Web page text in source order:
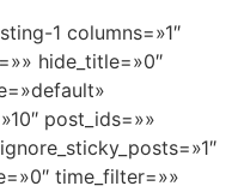
1 columns=»1″
hide_title=»0″
post_ids=»»
time_filter=»»